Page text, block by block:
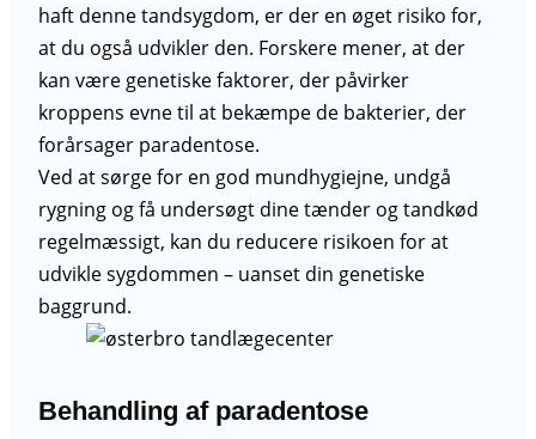
haft denne tandsygdom, er der en øget risiko for,
at du også udvikler den. Forskere mener, at der
kan være genetiske faktorer, der påvirker
kroppens evne til at bekæmpe de bakterier, der
forårsager paradentose.
Ved at sørge for en god mundhygiejne, undgå
rygning og få undersøgt dine tænder og tandkød
regelmæssigt, kan du reducere risikoen for at
udvikle sygdommen – uanset din genetiske
baggrund.
Behandling af paradentose